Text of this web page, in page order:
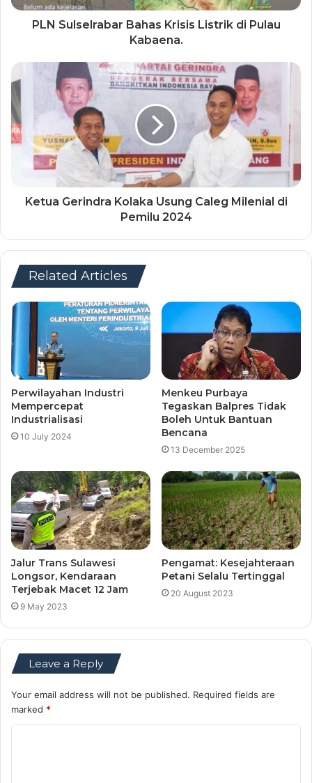
PLN Sulselrabar Bahas Krisis Listrik di Pulau
Kabaena.
Ketua Gerindra Kolaka Usung Caleg Milenial di
Pemilu 2024
Related Articles
Perwilayahan Industri
Mempercepat
Industrialisasi
10 July 2024
Menkeu Purbaya
Tegaskan Balpres Tidak
Boleh Untuk Bantuan
Bencana
13 December 2025
Jalur Trans Sulawesi
Longsor, Kendaraan
Terjebak Macet 12 Jam
9 May 2023
Pengamat: Kesejahteraan
Petani Selalu Tertinggal
20 August 2023
Leave a Reply
Your email address will not be published. Required fields are
marked *